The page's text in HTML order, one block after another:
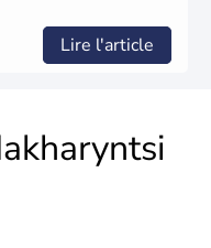
Lire l'article